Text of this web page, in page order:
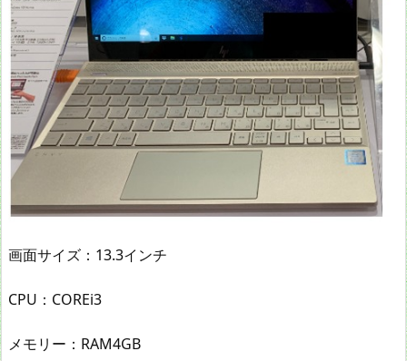
画面サイズ：13.3インチ
CPU：COREi3
メモリー：RAM4GB